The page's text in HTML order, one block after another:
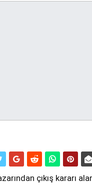
çıkış kararı